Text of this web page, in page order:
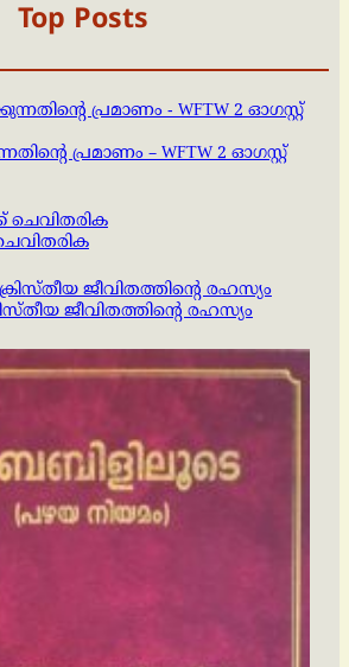
Top Posts
പ്രമാണം – WFTW 2 ഓഗസ്റ്റ്
ജീവിതത്തിന്റെ രഹസ്യം